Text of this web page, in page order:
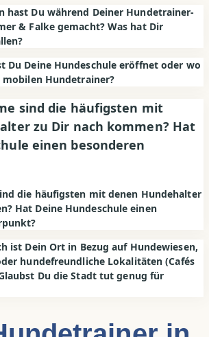
hast Du während Deiner Hundetrainer-
& Falke gemacht? Was hat Dir
Du Deine Hundeschule eröffnet oder wo
Hundetrainer?
sind die häufigsten mit
zu Dir nach kommen? Hat
einen besonderen
die häufigsten mit denen Hundehalter
Hat Deine Hundeschule einen
ist Dein Ort in Bezug auf Hundewiesen,
hundefreundliche Lokalitäten (Cafés
Du die Stadt tut genug für